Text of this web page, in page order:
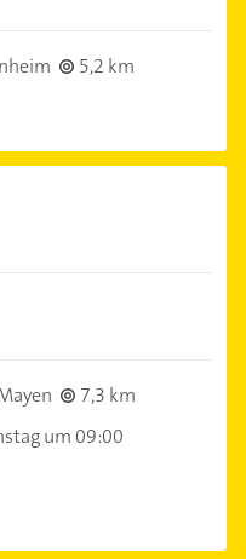
5,2 km
7,3 km
um 09:00